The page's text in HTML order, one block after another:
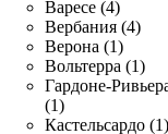
Варесе (4)
Вербания (4)
Верона (1)
Вольтерра (1)
Гардоне-
(1)
Кастельсардо (1)